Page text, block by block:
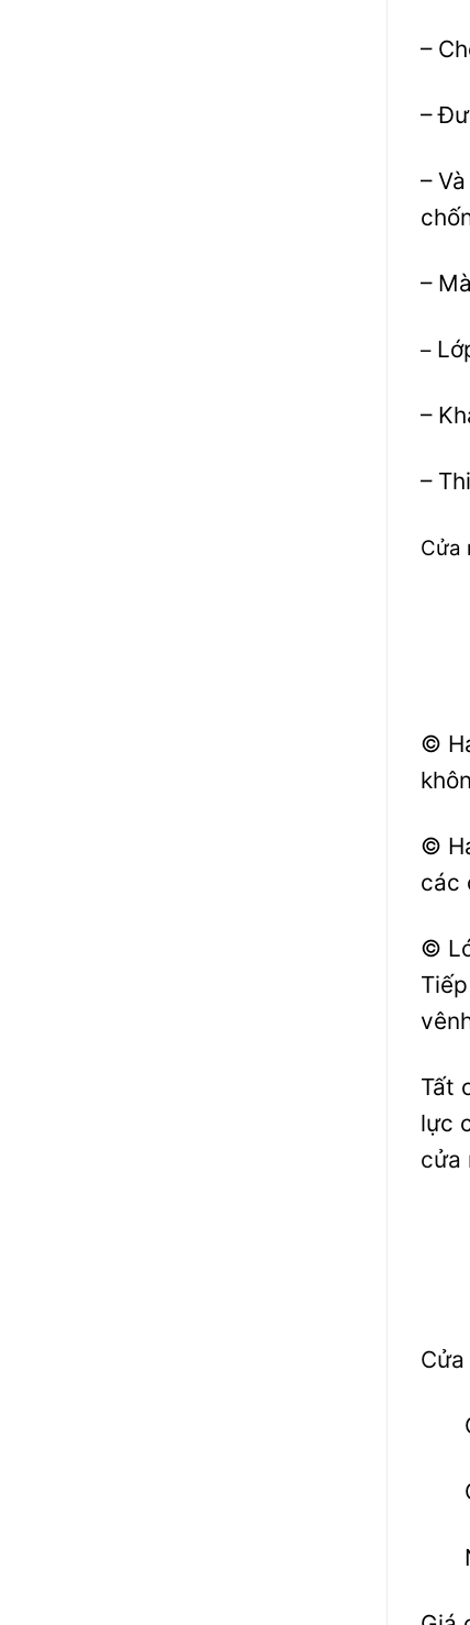
–
–
–
–
–
–
–
Cửa
©
©
các
©
Tất
lực
cửa